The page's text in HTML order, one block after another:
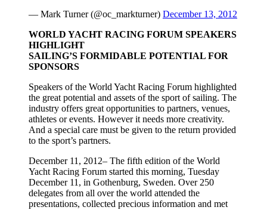
— Mark Turner (@oc_markturner) December 13, 2012
WORLD YACHT RACING FORUM SPEAKERS
HIGHLIGHT
SAILING’S FORMIDABLE POTENTIAL FOR
SPONSORS
Speakers of the World Yacht Racing Forum highlighted
the great potential and assets of the sport of sailing. The
industry offers great opportunities to partners, venues,
athletes or events. However it needs more creativity.
And a special care must be given to the return provided
to the sport’s partners.
December 11, 2012– The fifth edition of the World
Yacht Racing Forum started this morning, Tuesday
December 11, in Gothenburg, Sweden. Over 250
delegates from all over the world attended the
presentations, collected precious information and met